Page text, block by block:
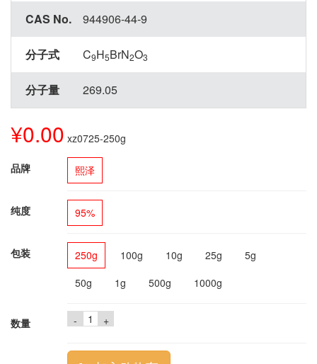
CAS No. 944906-44-9
分子式 C9H5BrN2O3
分子量 269.05
¥0.00 xz0725-250g
品牌 熙泽
纯度 95%
包装 250g 100g 10g 25g
5g
50g
1g 500g 1000g
数量 - +